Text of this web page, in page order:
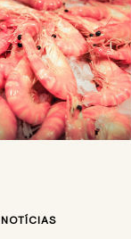
NOTÍCIAS